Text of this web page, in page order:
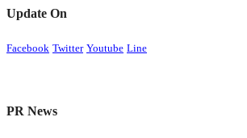
Update On
Facebook Twitter Youtube Line
PR News